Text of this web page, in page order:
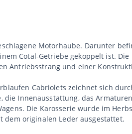
Motorhaube. Darunter
Cotal-Getriebe gekoppelt ist.
Antriebsstrang und einer
Cabriolets zeichnet sich
die Innenausstattung, das
Die Karosserie wurde im
originalen Leder ausgestattet.